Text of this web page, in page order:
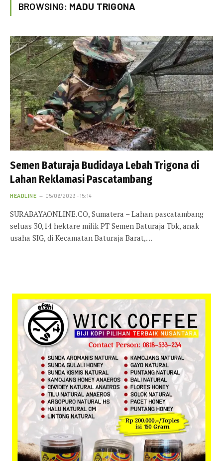
BROWSING: MADU TRIGONA
Semen Baturaja Budidaya Lebah Trigona di
Lahan Reklamasi Pascatambang
HEADLINE 05/06/2023 - 15:14
SURABAYAONLINE.CO, Sumatera – Lahan pascatambang
seluas 30,14 hektare milik PT Semen Baturaja Tbk, anak
usaha SIG, di Kecamatan Baturaja Barat,…